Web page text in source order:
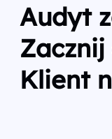
Audyt
Klient